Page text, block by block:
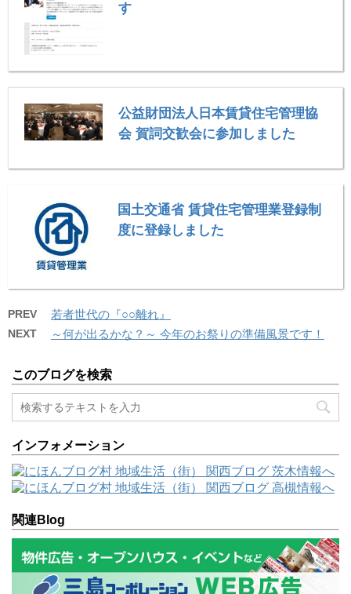
す
公益財団法人日本賃貸住宅管理協
会 賀詞交歓会に参加しました
国土交通省 賃貸住宅管理業登録制
度に登録しました
PREV 若者世代の『○○離れ』
NEXT ～何が出るかな？～ 今年のお祭りの準備風景です！
このブログを検索
インフォメーション
関連Blog